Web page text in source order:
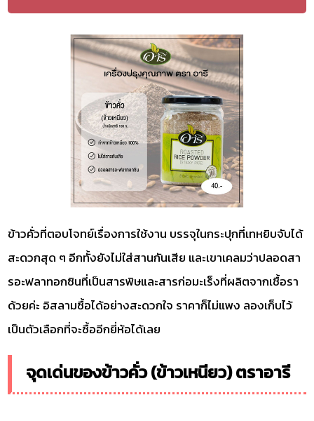
ข้าวคั่วที่ตอบโจทย์เรื่องการใช้งาน บรรจุในกระปุกที่เทหยิบจับได้
สะดวกสุด ๆ อีกทั้งยังไม่ใส่สานกันเสีย และเขาเคลมว่าปลอดสา
รอะฟลาทอกซินที่เป็นสารพิษและสารก่อมะเร็งที่ผลิตจากเชื้อรา
ด้วยค่ะ อิสลามซื้อได้อย่างสะดวกใจ ราคาก็ไม่แพง ลองเก็บไว้
เป็นตัวเลือกที่จะซื้ออีกยี่ห้อได้เลย
จุดเด่นของข้าวคั่ว (ข้าวเหนียว) ตราอารี